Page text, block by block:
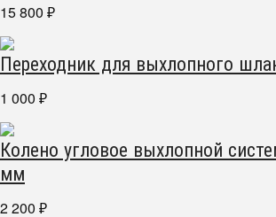
15 800 ₽
Переходник для выхлопного
1 000 ₽
Колено угловое выхлопной
мм
2 200 ₽